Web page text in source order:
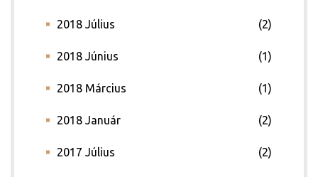
2018 Július (2)
2018 Június (1)
2018 Március (1)
2018 Január (2)
2017 Július (2)